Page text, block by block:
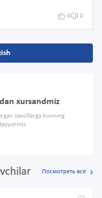
0 0
xursandmiz
savollarga kunning
Посмотреть все